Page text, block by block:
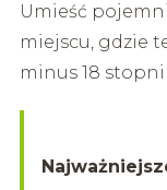
Umieść
miejscu, gdzie
minus 18